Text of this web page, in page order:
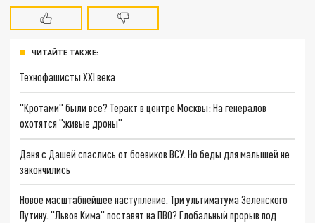
ЧИТАЙТЕ ТАКЖЕ:
Технофашисты XXI века
"Кротами" были все? Теракт в центре Москвы: На генералов
охотятся "живые дроны"
Даня с Дашей спаслись от боевиков ВСУ. Но беды для малышей не
закончились
Новое масштабнейшее наступление. Три ультиматума Зеленского
Путину. "Львов Кима" поставят на ПВО? Глобальный прорыв под